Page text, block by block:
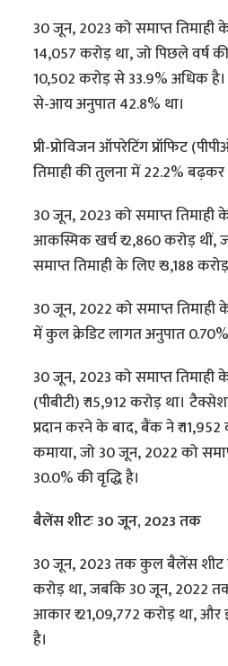
30 जून, 2023 को समाप्त तिमाही
14,057 करोड़ था, जो पिछले वर्ष की
10,502 करोड़ से 33.9% अधिक
से-आय अनुपात 42.8% था।
प्री-प्रोविजन ऑपरेटिंग प्रॉफिट
तिमाही की तुलना में 22.2% बढ़कर
30 जून, 2023 को समाप्त तिमाही
आकस्मिक खर्च ₹ 2,860 करोड़
समाप्त तिमाही के लिए ₹ 3,188
30 जून, 2022 को समाप्त तिमाही
में कुल क्रेडिट लागत अनुपात
30 जून, 2023 को समाप्त तिमाही
(पीबीटी) ₹ 15,912 करोड़ था।
प्रदान करने के बाद, बैंक ने ₹
कमाया, जो 30 जून, 2022 को
30.0% की वृद्धि है।
बैलेंस शीटः 30 जून, 2023 तक
30 जून, 2023 तक कुल बैलेंस शीट
करोड़ था, जबकि 30 जून, 2022
आकार ₹ 21,09,772 करोड़ था, और
है।